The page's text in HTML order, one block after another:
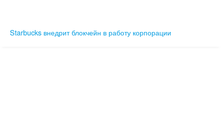
Starbucks внедрит блокчейн в работу корпорации